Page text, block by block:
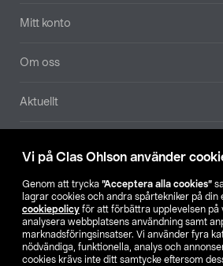
Vi på Clas Ohlson använder
Genom att trycka ”Acceptera alla cookies”
lagrar cookies och andra spårtekniker på din
cookiepolicy för att förbättra upplevelsen på
analysera webbplatsens användning samt
marknadsföringsinsatser. Vi använder fyra
nödvändiga, funktionella, analys och
cookies krävs inte ditt samtycke eftersom
Mitt konto
Om oss
Aktuellt
Hitta butik
SE NO FI